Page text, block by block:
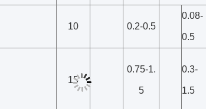
10 0.2-0.5
0.08-
0.5
15
0.75-1.
5
0.3-
1.5